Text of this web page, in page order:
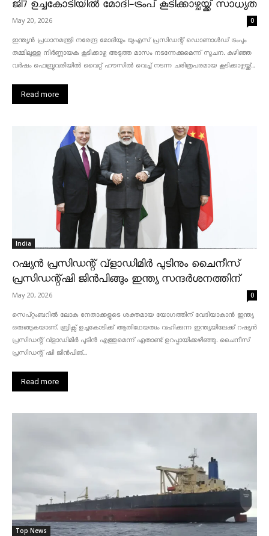
ജി7 ഉച്ചകോടിയിൽ മോദി-ട്രംപ് കൂടിക്കാഴ്ചയ്ക്ക് സാധ്യത
May 20, 2026 0
ഇന്ത്യൻ പ്രധാനമന്ത്രി നരേന്ദ്ര മോദിയും യുഎസ് പ്രസിഡന്റ് ഡൊണാൾഡ് ട്രംപും
തമ്മിലുള്ള നിർണ്ണായക കൂടിക്കാഴ്ച അടുത്ത മാസം നടന്നേക്കുമെന്ന് സൂചന. കഴിഞ്ഞ
വർഷം ഫെബ്രുവരിയിൽ വൈറ്റ് ഹൗസിൽ വെച്ച് നടന്ന ചരിത്രപരമായ കൂടിക്കാഴ്ചയ്ക്ക്...
Read more
India
റഷ്യൻ പ്രസിഡന്റ് വ്‌ളാഡിമിർ പുടിനും ചൈനീസ്
പ്രസിഡന്റ്ഷി ജിൻപിങ്ങും ഇന്ത്യ സന്ദർശനത്തിന്
May 20, 2026 0
സെപ്റ്റംബറിൽ ലോക നേതാക്കളുടെ ശക്തമായ യോഗത്തിന് വേദിയാകാൻ ഇന്ത്യ
ഒരുങ്ങുകയാണ്. ബ്രിക്സ് ഉച്ചകോടിക്ക് ആതിഥേയത്വം വഹിക്കുന്ന ഇന്ത്യയിലേക്ക് റഷ്യൻ
പ്രസിഡന്റ് വ്‌ളാഡിമിർ പുടിൻ എത്തുമെന്ന് ഏതാണ്ട് ഉറപ്പായിക്കഴിഞ്ഞു. ചൈനീസ്
പ്രസിഡന്റ് ഷി ജിൻപിങ്...
Read more
Top News